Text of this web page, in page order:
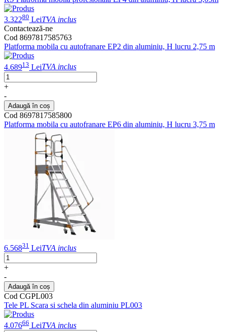
3.32280 LeiTVA inclus
Contactează-ne
Cod 8697817585763
Platforma mobila cu autofranare EP2 din aluminiu, H lucru 2,75 m
4.68913 LeiTVA inclus
+
-
Adaugă în coș
Cod 8697817585800
Platforma mobila cu autofranare EP6 din aluminiu, H lucru 3,75 m
6.56831 LeiTVA inclus
+
-
Adaugă în coș
Cod CGPL003
Tele PL Scara si schela din aluminiu PL003
4.07666 LeiTVA inclus